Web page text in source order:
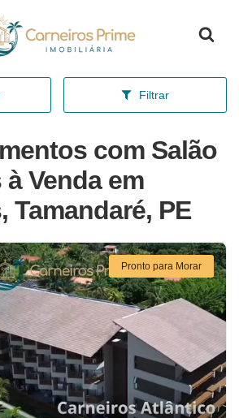
inicial
Filtrar
com Salão
Venda em
Tamandaré, PE
Pronto para Morar